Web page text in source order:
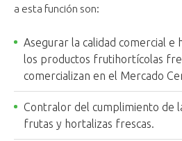
a esta función son:
Asegurar la calidad comercial e
los productos frutihortícolas
comercializan en el Mercado
Contralor del cumplimiento de
frutas y hortalizas frescas.